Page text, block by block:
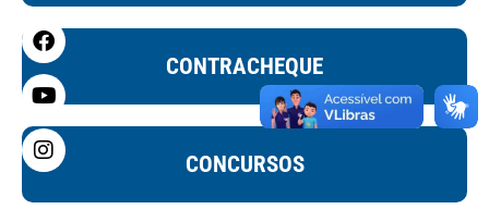
CONTRACHEQUE
CONCURSOS